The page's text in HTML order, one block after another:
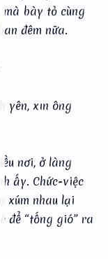
bày tỏ cùng
đêm nữa.
yên, xin ông
nơi, ở làng
ấy. Chức-việc
xúm nhau lại
để “tống gió” ra